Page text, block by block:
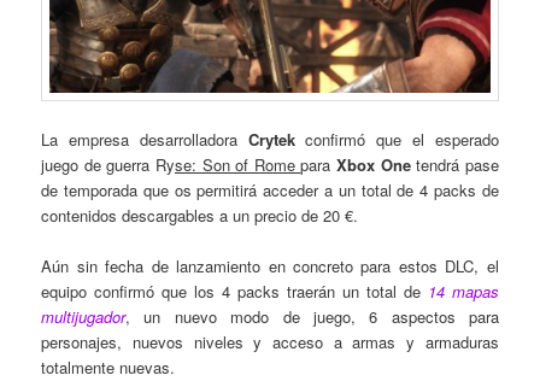
La empresa desarrolladora Crytekconfirmó que el esperado
juego de guerra Ryse: Son of RomeparaXbox Onetendrá pase
de temporada que os permitirá acceder a un total de 4 packs de
contenidos descargables a un precio de 20 €.
Aún sin fecha de lanzamiento en concreto para estos DLC, el
equipo confirmó que los 4 packs traerán un total de 14 mapas
multijugador, un nuevo modo de juego, 6 aspectos para
personajes, nuevos niveles y acceso a armas y armaduras
totalmente nuevas.